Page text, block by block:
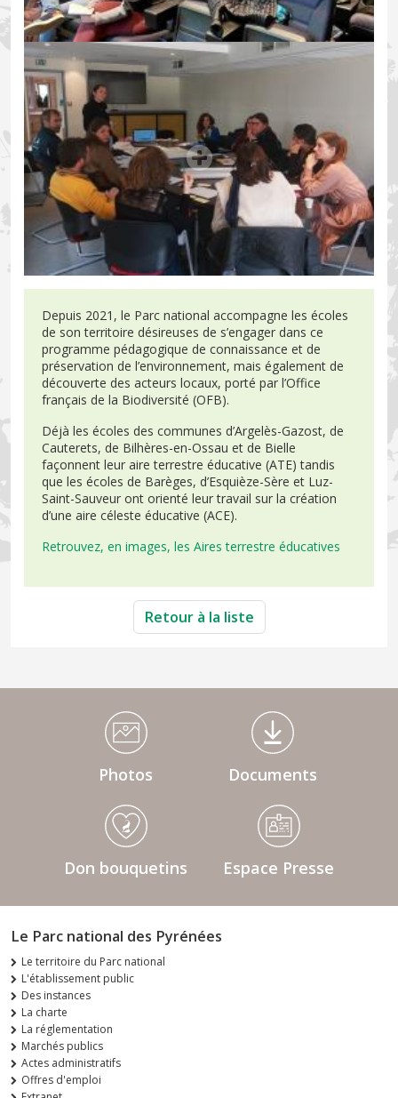
Depuis 2021, le Parc national accompagne les écoles
de son territoire désireuses de s’engager dans ce
programme pédagogique de connaissance et de
préservation de l’environnement, mais également de
découverte des acteurs locaux, porté par l’Office
français de la Biodiversité (OFB).
Déjà les écoles des communes d’Argelès-Gazost, de
Cauterets, de Bilhères-en-Ossau et de Bielle
façonnent leur aire terrestre éducative (ATE) tandis
que les écoles de Barèges, d’Esquièze-Sère et Luz-
Saint-Sauveur ont orienté leur travail sur la création
d’une aire céleste éducative (ACE).
Retrouvez, en images, les Aires terrestre éducatives
Retour à la liste
Médiathèque Footer
Photos Documents
Don bouquetins Espace Presse
Le Parc national des Pyrénées
Le territoire du Parc national
L'établissement public
Des instances
La charte
La réglementation
Marchés publics
Actes administratifs
Offres d'emploi